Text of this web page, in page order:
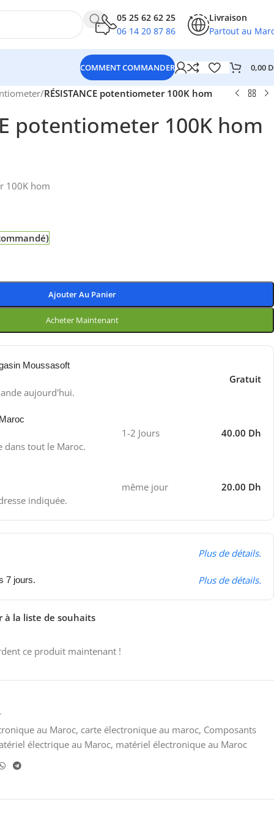
05 25 62 62 25
06 14 20 87 86
Livraison
Partout au
COMMENT COMMANDER 0,00
/RÉSISTANCE potentiometer 100K hom
potentiometer 100K hom
100K hom
Ajouter Au Panier
Acheter Maintenant
Moussasoft
aujourd'hui.
Gratuit
dans tout le Maroc.
1-2 Jours 40.00 Dh
indiquée.
même jour 20.00 Dh
Plus de détails.
7 jours. Plus de détails.
à la liste de souhaits
ce produit maintenant !
au Maroc, carte électronique au maroc, Composants
électrique au Maroc, matériel électronique au Maroc